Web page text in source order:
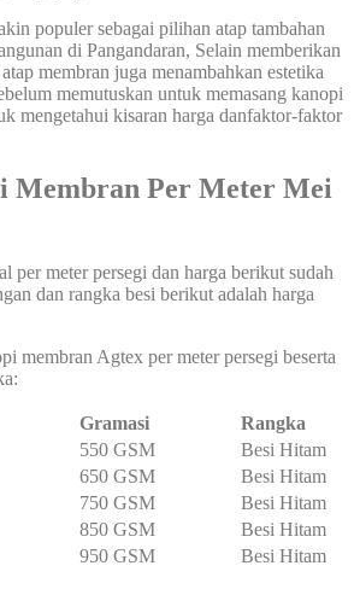
populer sebagai pilihan atap tambahan
di Pangandaran, Selain memberikan
membran juga menambahkan estetika
memutuskan untuk memasang kanopi
mengetahui kisaran harga danfaktor-faktor
Membran Per Meter Mei
per meter persegi dan harga berikut sudah
dan rangka besi berikut adalah harga
membran Agtex per meter persegi beserta
Gramasi
Rangka
550 GSM
Besi Hitam
650 GSM
Besi Hitam
750 GSM
Besi Hitam
850 GSM
Besi Hitam
950 GSM Besi Hitam